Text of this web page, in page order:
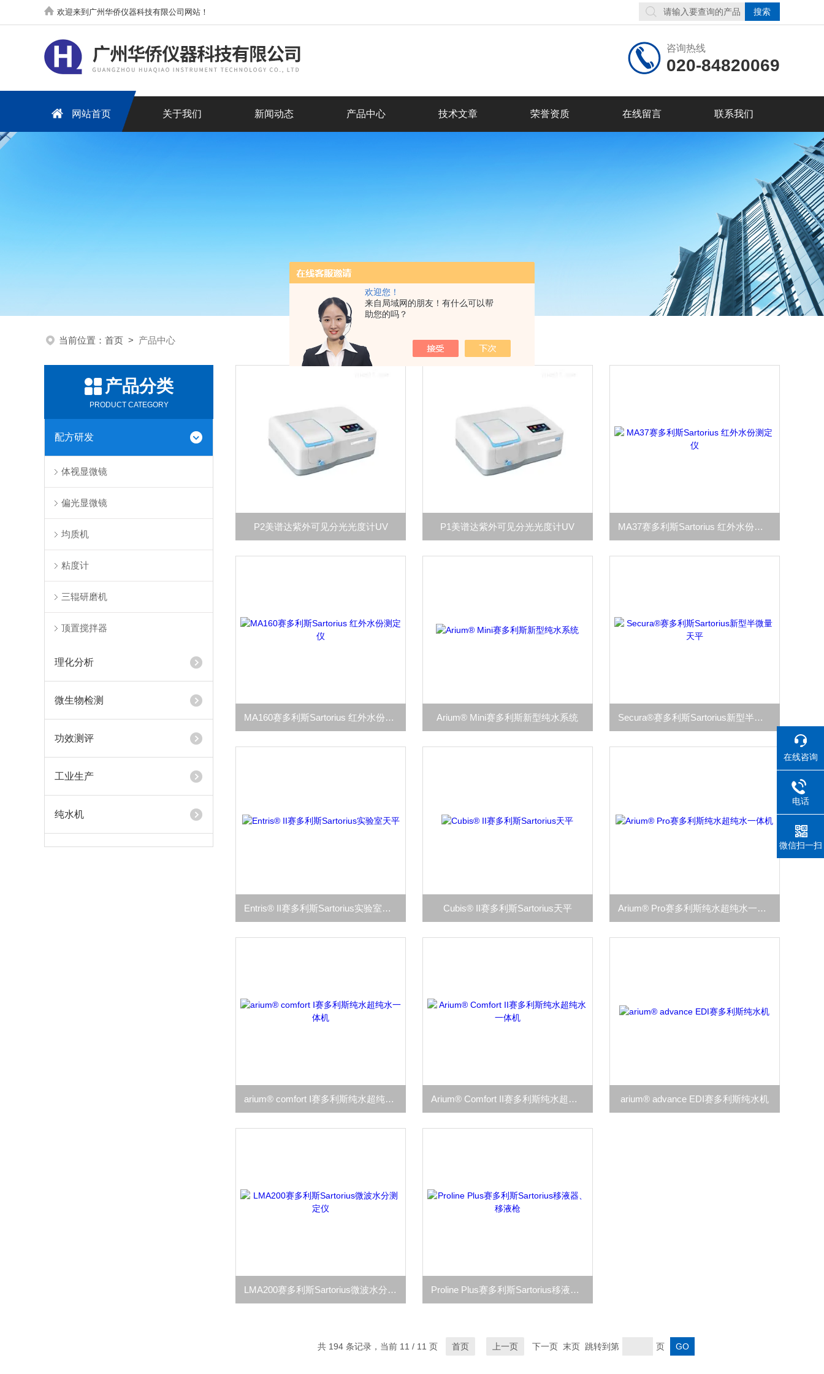
欢迎您！
来自局域网的朋友！有什么可以帮
助您的吗？
欢迎来到广州华侨仪器科技有限公司网站！
咨询热线
020-84820069
网站首页 关于我们 新闻动态 产品中心 技术文章 荣誉资质 在线留言 联系我们
当前位置： 首页 > 产品中心
产品分类
PRODUCT CATEGORY
配方研发
体视显微镜
偏光显微镜
均质机
粘度计
三辊研磨机
顶置搅拌器
理化分析
微生物检测
功效测评
工业生产
纯水机
P2美谱达紫外可见分光光度计UV P1美谱达紫外可见分光光度计UV MA37赛多利斯Sartorius 红外水份测定仪
MA160赛多利斯Sartorius 红外水份测定仪 Arium® Mini赛多利斯新型纯水系统 Secura®赛多利斯Sartorius新型半微量天平
Entris® II赛多利斯Sartorius实验室天平 Cubis® II赛多利斯Sartorius天平 Arium® Pro赛多利斯纯水超纯水一体机
arium® comfort Ⅰ赛多利斯纯水超纯水一体机 Arium® Comfort II赛多利斯纯水超纯水一体机 arium® advance EDI赛多利斯纯水机
LMA200赛多利斯Sartorius微波水分测定仪 Proline Plus赛多利斯Sartorius移液器、移液枪
共 194 条记录，当前 11 / 11 页 首页 上一页 下一页 末页 跳转到第 页
在线咨询
电话
微信扫一扫